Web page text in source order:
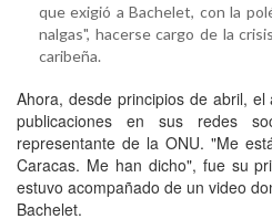
que exigió a Bachelet, con la
nalgas", hacerse cargo de la
caribeña.
Ahora, desde principios de abril,
publicaciones en sus redes
representante de la ONU. "Me
Caracas. Me han dicho", fue su
estuvo acompañado de un video
Bachelet.